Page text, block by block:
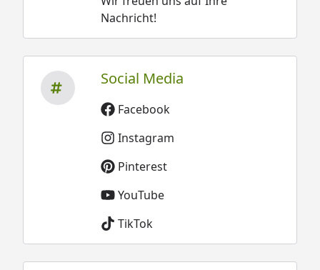
Nachricht!
Social Media
Facebook
Instagram
Pinterest
YouTube
TikTok